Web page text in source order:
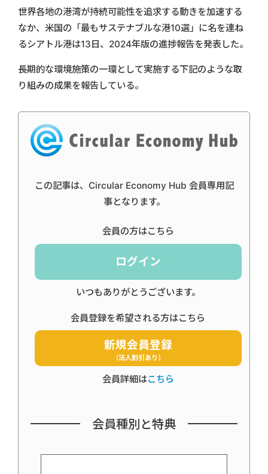
世界各地の港湾が持続可能性を追求する動きを加速する
なか、米国の「最もサステナブルな港10選」に名を連ね
るシアトル港は13日、2024年版の進捗報告を発表した。
長期的な環境施策の一環として実施する下記のような取
り組みの成果を報告している。
この記事は、Circular Economy Hub 会員専用記
事となります。
会員の方はこちら
ログイン
いつもありがとうございます。
会員登録を希望される方はこちら
新規会員登録
（法人割引あり）
会員詳細はこちら
会員種別と特典